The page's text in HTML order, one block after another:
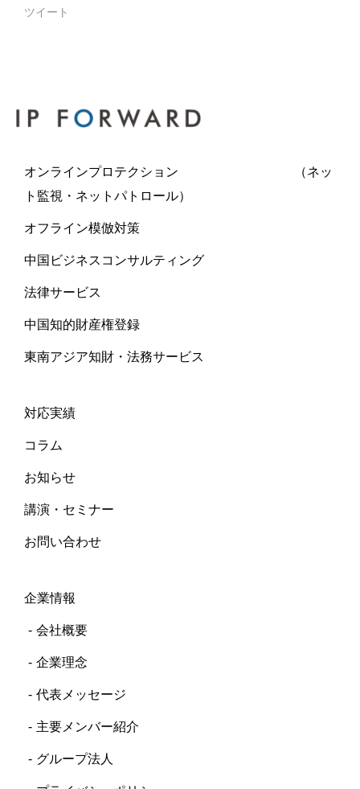
ツイート
オンラインプロテクション （ネッ
ト監視・ネットパトロール）
オフライン模倣対策
中国ビジネスコンサルティング
法律サービス
中国知的財産権登録
東南アジア知財・法務サービス
対応実績
コラム
お知らせ
講演・セミナー
お問い合わせ
企業情報
会社概要
企業理念
代表メッセージ
主要メンバー紹介
グループ法人